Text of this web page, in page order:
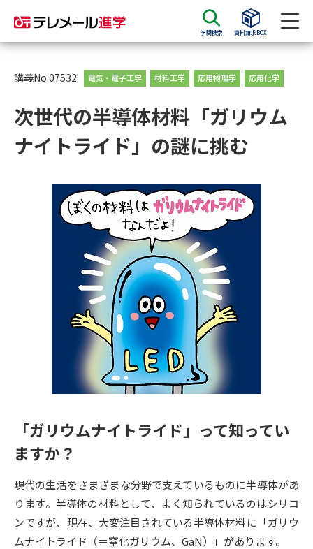
学問検索 資料請求BOX
資料請求 資料検索
大学・短大の資料種類から請求
総合型選抜・学校推薦型選抜 募
集要項＆願書
大学入学共通テスト利用選抜の
募集要項＆願書
大学・短大以外の資料から請求
専門学校の資料請求 大学院の資料請求
留学・進学関連、塾・予備校
大学入学共通テスト「受験案
内」の請求
大学入学共通テスト「受験上の
配慮案内」の請求
高等学校卒業程度認定試験
幼稚園教員資格認定試験 小学校教員資格認定試験
高等学校（情報）教員資格認定
大学研究 大学検索
講義No.07532 電気・電子工学 材料工学 応用物理学 応用化学
次世代の半導体材料「ガリウム
ナイトライド」の謎に挑む
「ガリウムナイトライド」って知ってい
ますか？
現代の生活をさまざまな分野で支えているものに半導体があ
ります。半導体の材料として、よく知られているのはシリコ
ンですが、現在、大変注目されている半導体材料に「ガリウ
ムナイトライド（＝窒化ガリウム、GaN）」があります。